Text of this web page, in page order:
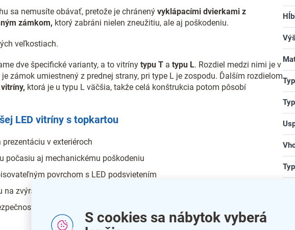
S cookies sa nábytok vyberá
sa nemusíte obávať, pretože je chránený vyklápacími dvierkami z
zámkom, ktorý zabráni nielen zneužitiu, ale aj poškodeniu.
veľkostiach.
dve špecifické varianty, a to vitríny typu T a typu L. Rozdiel medzi nimi je v
je zámok umiestnený z prednej strany, pri type L je zospodu. Ďalším rozdielom
ktorá je u typu L väčšia, takže celá konštrukcia potom pôsobí
LED vitríny s topkartou
v exteriéroch
počasiu aj mechanickému poškodeniu
povrchom s LED podsvietením
zvýraznenie prezentovaného obsahu
sklo a vstavaný zámok